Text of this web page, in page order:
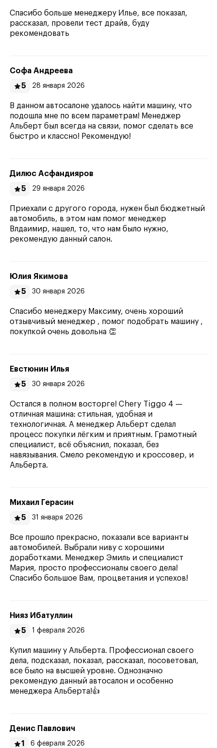
Спасибо больше менеджеру Илье, все показал,
рассказал, провели тест драйв, буду
рекомендовать
Софа Андреева
5
28 января 2026
В данном автосалоне удалось найти машину, что
подошла мне по всем параметрам! Менеджер
Альберт был всегда на связи, помог сделать все
быстро и классно! Рекомендую!
Дилюс Асфандияров
5
29 января 2026
Приехали с другого города, нужен был бюджетный
автомобиль, в этом нам помог менеджер
Влдаимир, нашел, то, что нам было нужно,
рекомендую данный салон.
Юлия Якимова
5
30 января 2026
Спасибо менеджеру Максиму, очень хороший
отзывчивый менеджер , помог подобрать машину ,
покупкой очень довольна 👏
Евстюнин Илья
5
30 января 2026
Остался в полном восторге! Chery Tiggo 4 —
отличная машина: стильная, удобная и
технологичная. А менеджер Альберт сделал
процесс покупки лёгким и приятным. Грамотный
специалист, всё объяснил, показал, без
навязывания. Смело рекомендую и кроссовер, и
Альберта.
Михаил Герасин
5
31 января 2026
Все прошло прекрасно, показали все варианты
автомобилей. Выбрали ниву с хорошими
доработками. Менеджер Эмиль и специалист
Мария, просто профессионалы своего дела!
Спасибо большое Вам, процветания и успехов!
Нияз Ибатуллин
5
1 февраля 2026
Купил машину у Альберта. Профессионал своего
дела, подсказал, показал, рассказал, посоветовал,
все было на высшей уровне. Однозначно
рекомендую данный автосалон и особенно
менеджера Альберта!👍
Денис Павлович
1
6 февраля 2026